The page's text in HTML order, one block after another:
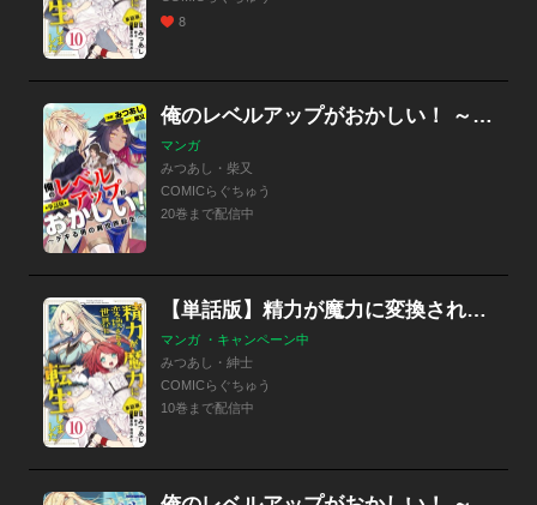
8
俺のレベルアップがおかしい！ ～デキる男の異世界転生～（フルカラー全年齢版）【タテヨミ】
マンガ
みつあし・柴又
COMICらぐちゅう
20巻まで配信中
【単話版】精力が魔力に変換される世界に転生しました（フルカラー）
マンガ ・キャンペーン中
みつあし・紳士
COMICらぐちゅう
10巻まで配信中